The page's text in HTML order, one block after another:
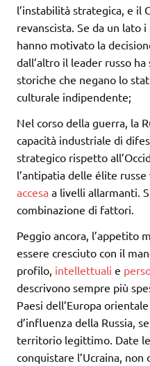
l’instabilità strategica, e il
revanscista. Se da un lato
hanno motivato la
dall’altro il leader russo
storiche che negano lo
culturale indipendente;
Nel corso della guerra, la
capacità industriale di
strategico rispetto
l’antipatia delle élite russe
accesa a livelli allarmanti.
combinazione di fattori.
Peggio ancora, l’appetito
essere cresciuto con il
profilo, intellettuali e
descrivono sempre più
Paesi dell’Europa
d’influenza della Russia,
territorio legittimo. Date
conquistare l’Ucraina,